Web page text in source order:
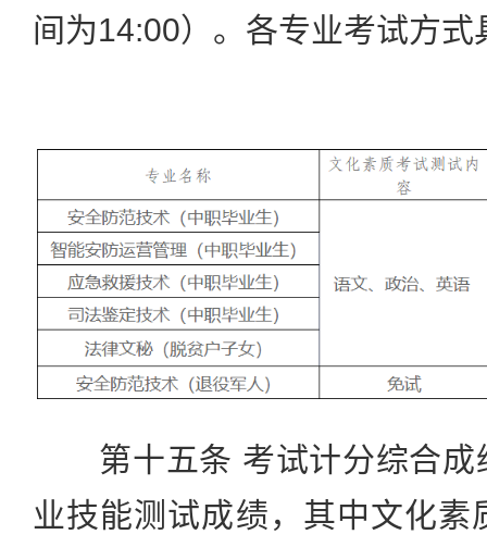
间为14:00）。各专业考试方式
第十五条 考试计分综合成
业技能测试成绩，其中文化素